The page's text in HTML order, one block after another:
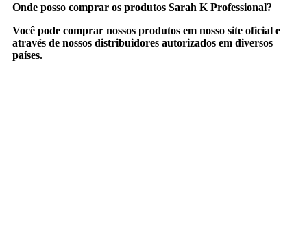
Onde posso comprar os produtos Sarah K Professional?
Você pode comprar nossos produtos em nosso site oficial e
através de nossos distribuidores autorizados em diversos
países.